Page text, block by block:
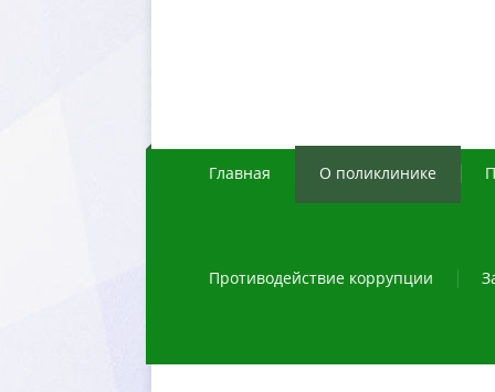
Главная О поликлинике
Противодействие коррупции